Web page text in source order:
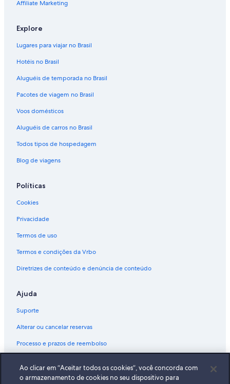
Affiliate Marketing
Explore
Lugares para viajar no Brasil
Hotéis no Brasil
Aluguéis de temporada no Brasil
Pacotes de viagem no Brasil
Voos domésticos
Aluguéis de carros no Brasil
Todos tipos de hospedagem
Blog de viagens
Políticas
Cookies
Privacidade
Termos de uso
Termos e condições da Vrbo
Diretrizes de conteúdo e denúncia de conteúdo
Ajuda
Suporte
Alterar ou cancelar reservas
Processo e prazos de reembolso
Documentos para viagens internacionais
Ao clicar em “Aceitar todos os cookies”, você concorda com
o armazenamento de cookies no seu dispositivo para